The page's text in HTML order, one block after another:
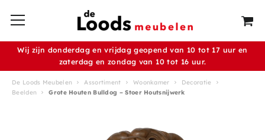
Wij zijn donderdag en vrijdag geopend van 10 tot 17 uur en
zaterdag en zondag van 10 tot 16 uur.
De Loods Meubelen Assortiment Woonkamer
Decoratie
Beelden
Grote Houten Bulldog – Stoer Houtsnijwerk